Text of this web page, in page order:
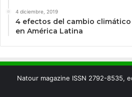
4 diciembre, 2019
4 efectos del cambio climático
en América Latina
Natour magazine ISSN 2792-8535,